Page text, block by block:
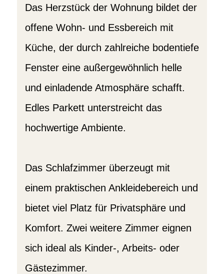
Das Herzstück der Wohnung bildet der
offene Wohn- und Essbereich mit
Küche, der durch zahlreiche bodentiefe
Fenster eine außergewöhnlich helle
und einladende Atmosphäre schafft.
Edles Parkett unterstreicht das
hochwertige Ambiente.
Das Schlafzimmer überzeugt mit
einem praktischen Ankleidebereich und
bietet viel Platz für Privatsphäre und
Komfort. Zwei weitere Zimmer eignen
sich ideal als Kinder-, Arbeits- oder
Gästezimmer.